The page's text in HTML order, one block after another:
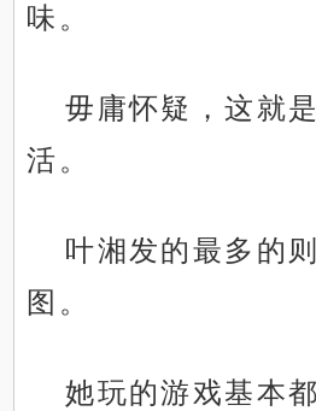
味。
毋庸怀疑，这就
活。
叶湘发的最多的
图。
她玩的游戏基本